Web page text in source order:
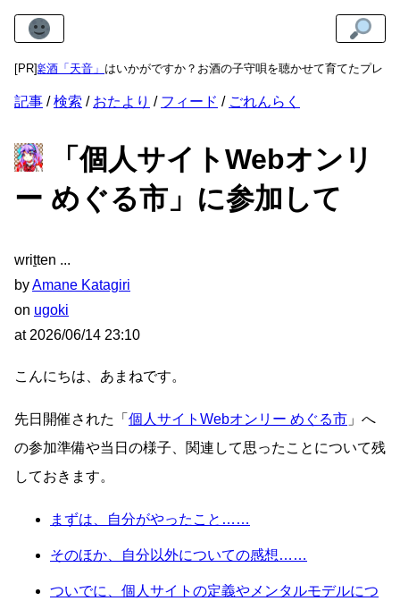
[PR]
楽酒「天音」はいかがですか？お酒の子守唄を聴かせて育てたプレミアム
記事 検索 おたより フィード ごれんらく
「個人サイトWebオンリ
ー めぐる市」に参加して
written
byAmane Katagiri
on ugoki
at 2026/06/14 23:10
こんにちは、あまねです。
先日開催された「 個人サイトWebオンリー めぐる市 」へ
の参加準備や当日の様子、関連して思ったことについて残
しておきます。
まずは、自分がやったこと……
そのほか、自分以外についての感想……
ついでに、個人サイトの定義やメンタルモデルにつ